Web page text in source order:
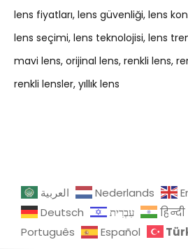
lens fiyatları lens güvenliği lens
lens seçimi lens teknolojisi lens
mavi lens orijinal lens renkli lens
renkli lensler yıllık lens
العربية Nederlands
Deutsch
עִבְרִית हिन्दी
Português
Español